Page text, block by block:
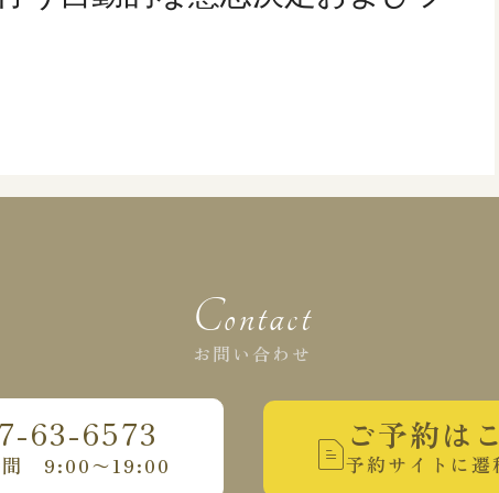
Contact
お問い合わせ
63-6573
間 9:00〜19:00
ご予約は
予約サイトに遷